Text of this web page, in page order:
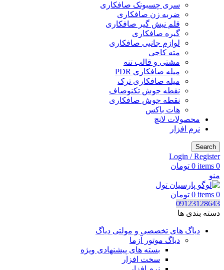
سری چسبونک صافکاری
ضربه زن صافکاری
قلم نیش گیر صافکاری
گیره صافکاری
لوازم جانبی صافکاری
مته کاجی
مشتی و قالب تنه
میله صافکاری PDR
میله صافکاری ترک
نقطه جوش تکنوصاف
نقطه جوش صافکاری
هات باکس
محصولات لانچ
نرم افزار
Search
Login / Register
0
items
0 تومان
منو
0
items
0 تومان
09123128643
دسته بندی ها
دیاگ های تخصصی و مولتی دیاگ
دیاگ موتور آزما
بسته های پیشنهادی ویژه
سخت افزار